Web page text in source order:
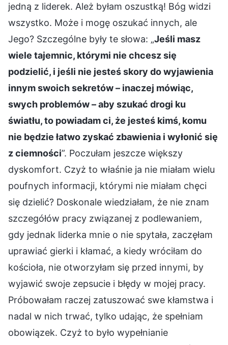
jedną z liderek. Ależ byłam oszustką! Bóg widzi
wszystko. Może i mogę oszukać innych, ale
Jego? Szczególne były te słowa: „Jeśli masz
wiele tajemnic, którymi nie chcesz się
podzielić, i jeśli nie jesteś skory do wyjawienia
innym swoich sekretów – inaczej mówiąc,
swych problemów – aby szukać drogi ku
światłu, to powiadam ci, że jesteś kimś, komu
nie będzie łatwo zyskać zbawienia i wyłonić się
z ciemności”. Poczułam jeszcze większy
dyskomfort. Czyż to właśnie ja nie miałam wielu
poufnych informacji, którymi nie miałam chęci
się dzielić? Doskonale wiedziałam, że nie znam
szczegółów pracy związanej z podlewaniem,
gdy jednak liderka mnie o nie spytała, zaczęłam
uprawiać gierki i kłamać, a kiedy wróciłam do
kościoła, nie otworzyłam się przed innymi, by
wyjawić swoje zepsucie i błędy w mojej pracy.
Próbowałam raczej zatuszować swe kłamstwa i
nadal w nich trwać, tylko udając, że spełniam
obowiązek. Czyż to było wypełnianie